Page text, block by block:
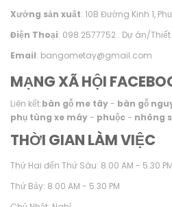
Xưởng sản xuất: 10B Đường Kinh 1,
Điện Thoại: 098.2577752 . Dự án/
Email: bangometay@gmail.com
MẠNG XÃ HỘI
Liên kết:bàn gỗ me tây- bàn gỗ
phụ tùng xe máy- phuộc- nhông
THỜI GIAN LÀM VIỆC
Thứ Hai đến Thứ Sáu: 8.00 AM - 5.30 PM
Thứ Bảy: 8.00 AM - 5.30 PM